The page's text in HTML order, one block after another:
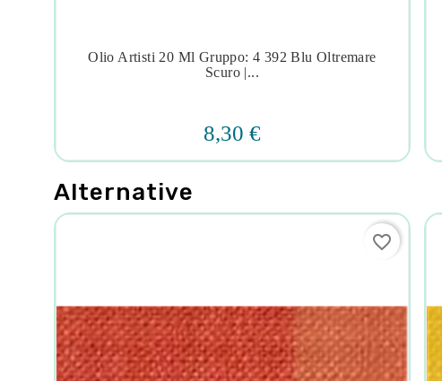
 
Olio Artisti 20 Ml Gruppo: 4 392 Blu Oltremare
Scuro |...
8,30 €
Alternative
favorite_border